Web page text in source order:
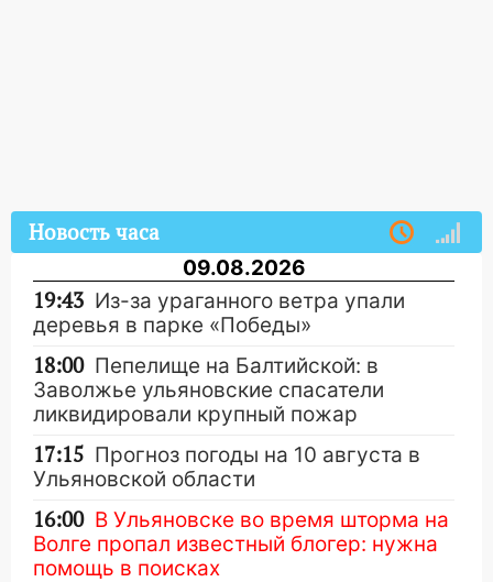
Новость часа
09.08.2026
19:43 Из-за ураганного ветра упали
деревья в парке «Победы»
18:00 Пепелище на Балтийской: в
Заволжье ульяновские спасатели
ликвидировали крупный пожар
17:15 Прогноз погоды на 10 августа в
Ульяновской области
16:00 В Ульяновске во время шторма на
Волге пропал известный блогер: нужна
помощь в поисках